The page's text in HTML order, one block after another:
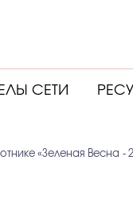
СЕТИ
«Зеленая Весна -